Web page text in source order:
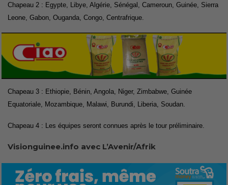
Chapeau 2 : Egypte, Libye, Algérie, Sénégal, Cameroun, Guinée, Sierra
Leone, Gabon, Ouganda, Congo, Centrafrique.
Chapeau 3 : Ethiopie, Bénin, Angola, Niger, Zimbabwe, Guinée
Equatoriale, Mozambique, Malawi, Burundi, Liberia, Soudan.
Chapeau 4 : Les équipes seront connues après le tour préliminaire.
Visionguinee.info avec L’Avenir/Afrik